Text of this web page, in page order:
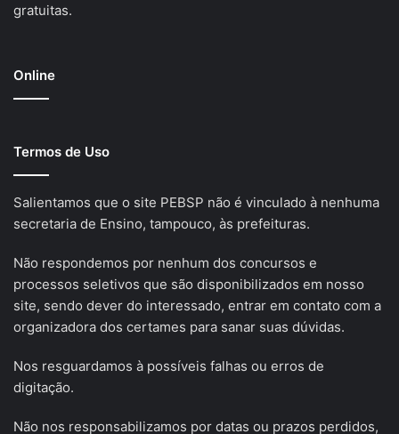
gratuitas.
Online
Termos de Uso
Salientamos que o site PEBSP não é vinculado à nenhuma
secretaria de Ensino, tampouco, às prefeituras.
Não respondemos por nenhum dos concursos e
processos seletivos que são disponibilizados em nosso
site, sendo dever do interessado, entrar em contato com a
organizadora dos certames para sanar suas dúvidas.
Nos resguardamos à possíveis falhas ou erros de
digitação.
Não nos responsabilizamos por datas ou prazos perdidos,